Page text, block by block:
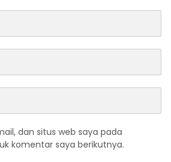
dan situs web saya pada
komentar saya berikutnya.